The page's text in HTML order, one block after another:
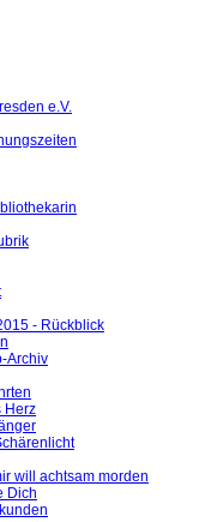
e.V.
- Rückblick
Archiv
Herz
will achtsam morden
Dich